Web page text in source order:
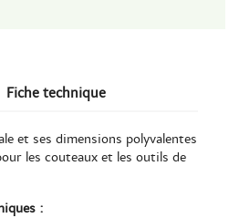
Fiche technique
et ses dimensions polyvalentes
les couteaux et les outils de
: